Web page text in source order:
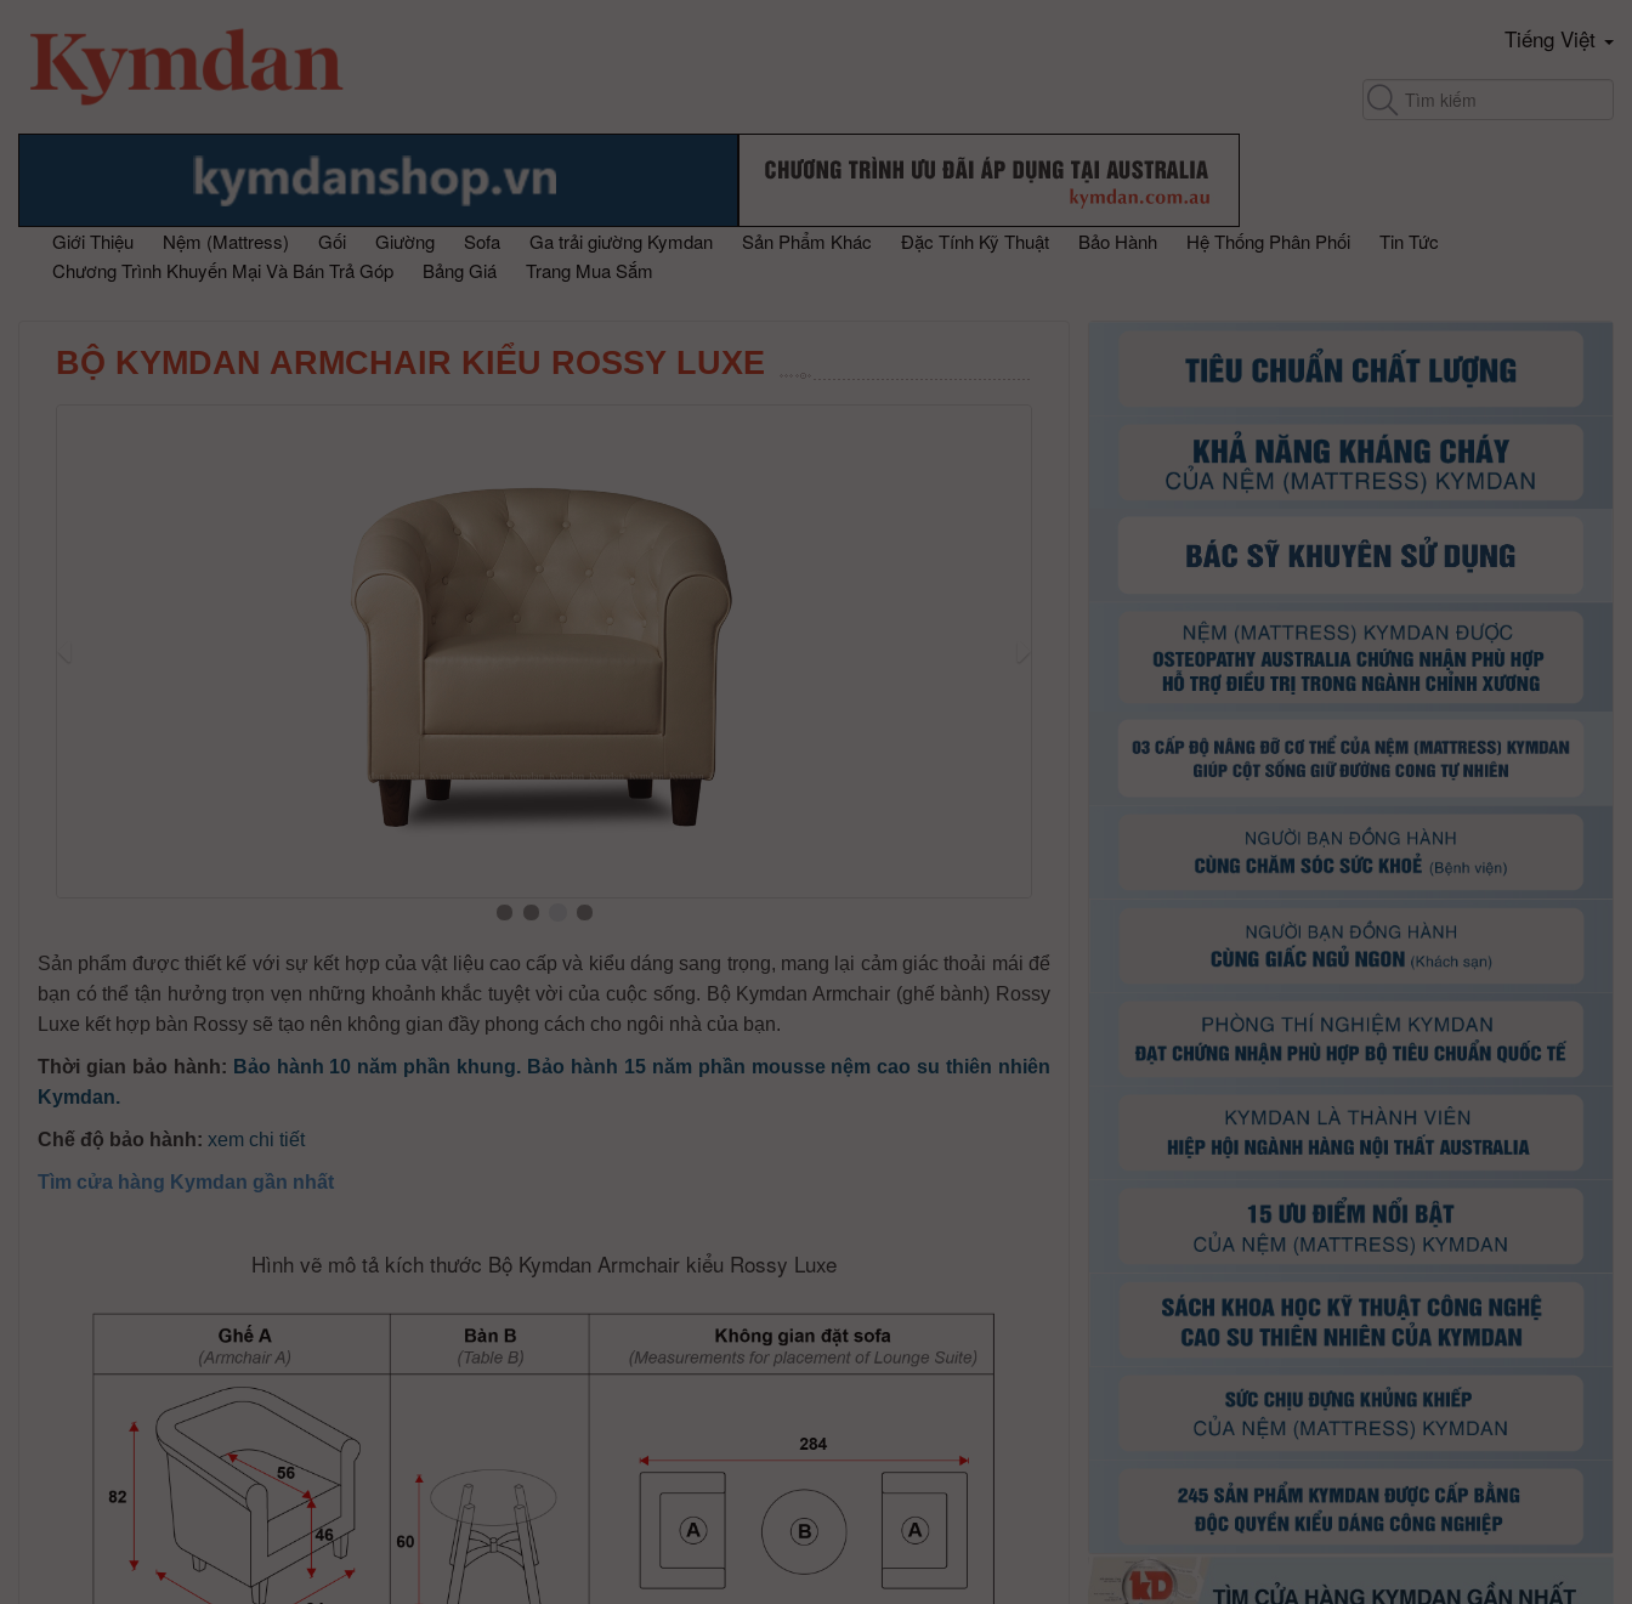
Tiếng Việt
Giới Thiệu Nệm (Mattress) Gối Giường Sofa Ga trải giường Kymdan Sản Phẩm Khác Đặc Tính Kỹ Thuật Bảo Hành Hệ Thống Phân Phối
Tin Tức
Chương Trình Khuyến Mại Và Bán Trả Góp
Bảng Giá Trang Mua Sắm
BỘ KYMDAN ARMCHAIR KIỂU ROSSY LUXE
Sản phẩm được thiết kế với sự kết hợp của vật liệu cao cấp và kiểu dáng sang trọng, mang lại cảm giác thoải mái để
bạn có thể tận hưởng trọn vẹn những khoảnh khắc tuyệt vời của cuộc sống. Bộ Kymdan Armchair (ghế bành) Rossy
Luxe kết hợp bàn Rossy sẽ tạo nên không gian đầy phong cách cho ngôi nhà của bạn.
Thời gian bảo hành: Bảo hành 10 năm phần khung. Bảo hành 15 năm phần mousse nệm cao su thiên nhiên
Kymdan.
Chế độ bảo hành: xem chi tiết
Tìm cửa hàng Kymdan gần nhất
Hình vẽ mô tả kích thước Bộ Kymdan Armchair kiểu Rossy Luxe